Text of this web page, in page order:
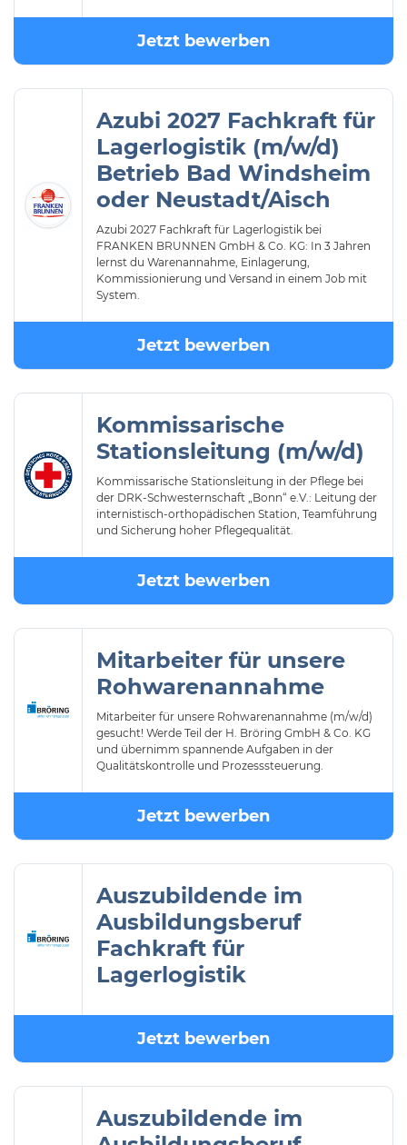
Jetzt bewerben
Azubi 2027 Fachkraft für
Lagerlogistik (m/w/d)
Betrieb Bad Windsheim
oder Neustadt/Aisch
Azubi 2027 Fachkraft für Lagerlogistik bei
FRANKEN BRUNNEN GmbH & Co. KG: In 3 Jahren
lernst du Warenannahme, Einlagerung,
Kommissionierung und Versand in einem Job mit
System.
Jetzt bewerben
Kommissarische
Stationsleitung (m/w/d)
Kommissarische Stationsleitung in der Pflege bei
der DRK-Schwesternschaft „Bonn“ e.V.: Leitung der
internistisch-orthopädischen Station, Teamführung
und Sicherung hoher Pflegequalität.
Jetzt bewerben
Mitarbeiter für unsere
Rohwarenannahme
Mitarbeiter für unsere Rohwarenannahme (m/w/d)
gesucht! Werde Teil der H. Bröring GmbH & Co. KG
und übernimm spannende Aufgaben in der
Qualitätskontrolle und Prozesssteuerung.
Jetzt bewerben
Auszubildende im
Ausbildungsberuf
Fachkraft für
Lagerlogistik
Jetzt bewerben
Auszubildende im